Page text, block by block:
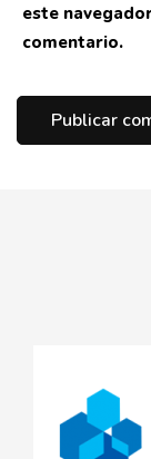
este
comentario.